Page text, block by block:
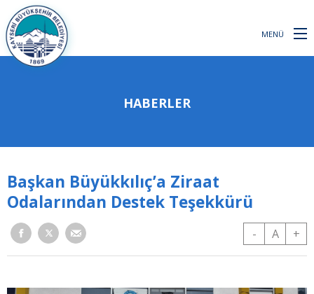
MENÜ
HABERLER
Başkan Büyükkılıç’a Ziraat
Odalarından Destek Teşekkürü
- A +